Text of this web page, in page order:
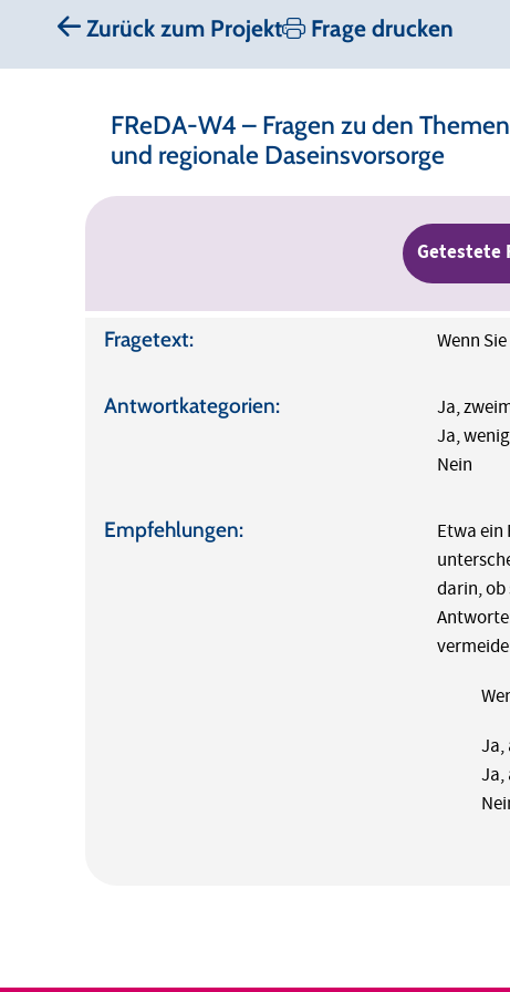
Zurück zum Projekt Frage drucken
FReDA-W4 – Fragen zu den
und regionale Daseinsvorsorge
Getestete
Fragetext: Wenn
Antwortkategorien:
Ja,
Ja,
Nein
Empfehlungen:
Etwa ein
darin, ob
Ja,
Ja,